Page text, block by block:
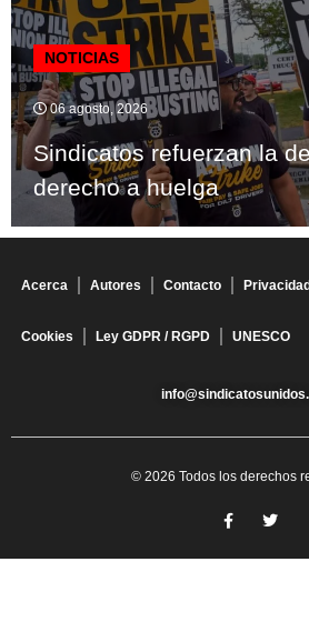
NOTICIAS
06 agosto, 2026
Sindicatos refuerzan la
derecho a huelga
Acerca Autores Contacto Privacidad
Cookies Ley GDPR / RGPD UNESCO
© 2026 Todos los derechos